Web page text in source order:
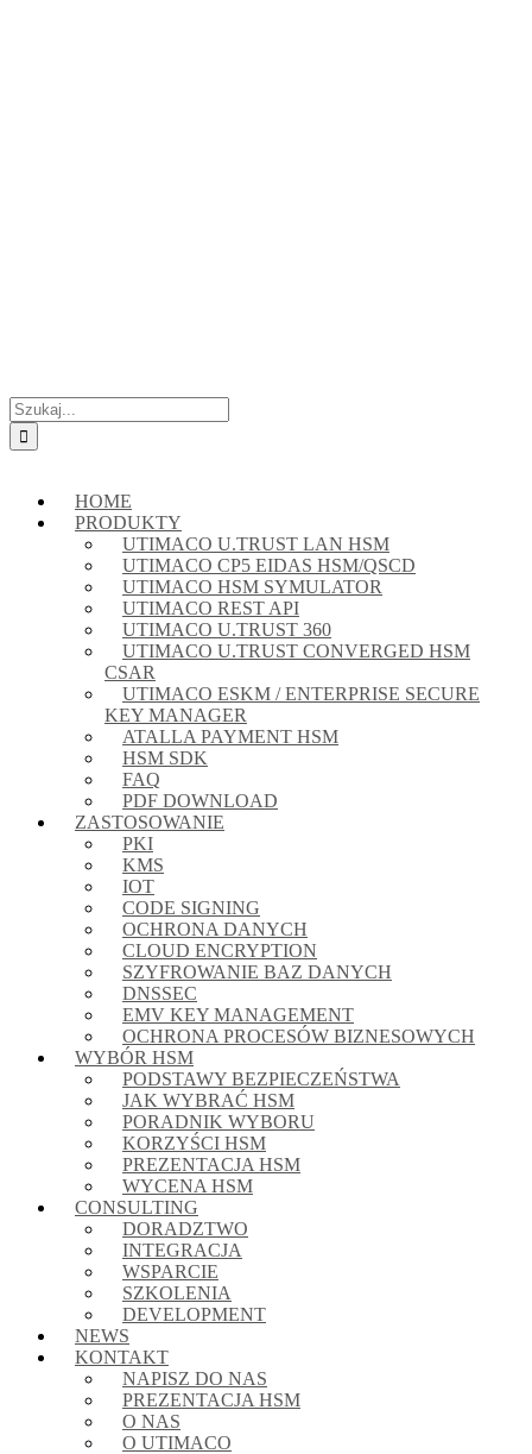
Szukaj
HOME
PRODUKTY
UTIMACO U.TRUST LAN HSM
UTIMACO CP5 EIDAS HSM/QSCD
UTIMACO HSM SYMULATOR
UTIMACO REST API
UTIMACO U.TRUST 360
UTIMACO U.TRUST CONVERGED HSM
CSAR
UTIMACO ESKM / ENTERPRISE SECURE
KEY MANAGER
ATALLA PAYMENT HSM
HSM SDK
FAQ
PDF DOWNLOAD
ZASTOSOWANIE
PKI
KMS
IOT
CODE SIGNING
OCHRONA DANYCH
CLOUD ENCRYPTION
SZYFROWANIE BAZ DANYCH
DNSSEC
EMV KEY MANAGEMENT
OCHRONA PROCESÓW BIZNESOWYCH
WYBÓR HSM
PODSTAWY BEZPIECZEŃSTWA
JAK WYBRAĆ HSM
PORADNIK WYBORU
KORZYŚCI HSM
PREZENTACJA HSM
WYCENA HSM
CONSULTING
DORADZTWO
INTEGRACJA
WSPARCIE
SZKOLENIA
DEVELOPMENT
NEWS
KONTAKT
NAPISZ DO NAS
PREZENTACJA HSM
O NAS
O UTIMACO